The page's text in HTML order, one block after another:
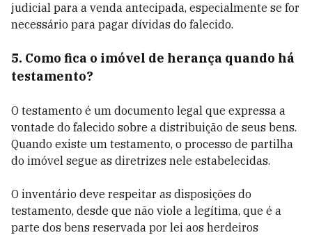
judicial para a venda antecipada, especialmente se for
necessário para pagar dívidas do falecido.
5. Como fica o imóvel de herança quando há
testamento?
O testamento é um documento legal que expressa a
vontade do falecido sobre a distribuição de seus bens.
Quando existe um testamento, o processo de partilha
do imóvel segue as diretrizes nele estabelecidas.
O inventário deve respeitar as disposições do
testamento, desde que não viole a legítima, que é a
parte dos bens reservada por lei aos herdeiros